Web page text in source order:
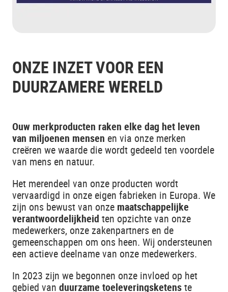
ONZE INZET VOOR EEN
DUURZAMERE WERELD
Ouw merkproducten raken elke dag het leven
van miljoenen mensen en via onze merken
creëren we waarde die wordt gedeeld ten voordele
van mens en natuur.
Het merendeel van onze producten wordt
vervaardigd in onze eigen fabrieken in Europa. We
zijn ons bewust van onze maatschappelijke
verantwoordelijkheid ten opzichte van onze
medewerkers, onze zakenpartners en de
gemeenschappen om ons heen. Wij ondersteunen
een actieve deelname van onze medewerkers.
In 2023 zijn we begonnen onze invloed op het
gebied van duurzame toeleveringsketenste